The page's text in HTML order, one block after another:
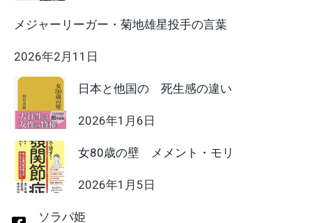
メジャーリーガー・菊地雄星投手の言葉
2026年2月11日
日本と他国の 死生感の違い
2026年1月6日
女80歳の壁 メメント・モリ
2026年1月5日
HIIT ソラパ姫